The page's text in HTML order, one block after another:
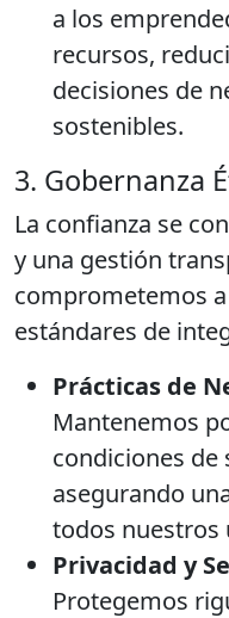
a los
recursos,
decisiones de
sostenibles.
3. Gobernanza
La confianza se
y una gestión
comprometemos
estándares de
Prácticas de
Mantenemos
condiciones de
asegurando
todos nuestros
Privacidad y
Protegemos